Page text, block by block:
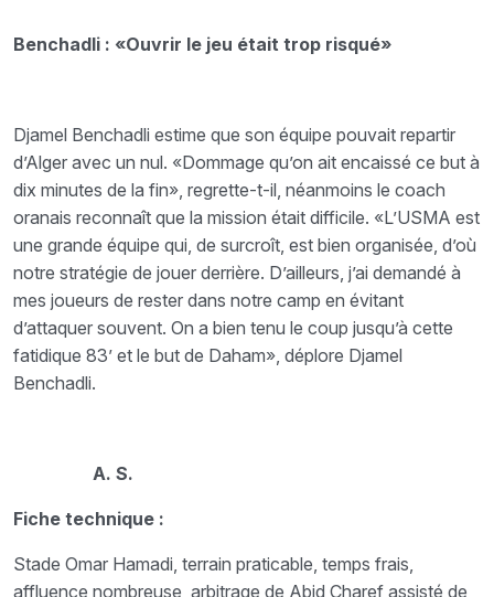
Benchadli : «Ouvrir le jeu était trop risqué»
Djamel Benchadli estime que son équipe pouvait repartir
d’Alger avec un nul. «Dommage qu’on ait encaissé ce but à
dix minutes de la fin», regrette-t-il, néanmoins le coach
oranais reconnaît que la mission était difficile. «L’USMA est
une grande équipe qui, de surcroît, est bien organisée, d’où
notre stratégie de jouer derrière. D’ailleurs, j’ai demandé à
mes joueurs de rester dans notre camp en évitant
d’attaquer souvent. On a bien tenu le coup jusqu’à cette
fatidique 83’ et le but de Daham», déplore Djamel
Benchadli.
A. S.
Fiche technique :
Stade Omar Hamadi, terrain praticable, temps frais,
affluence nombreuse, arbitrage de Abid Charef assisté de